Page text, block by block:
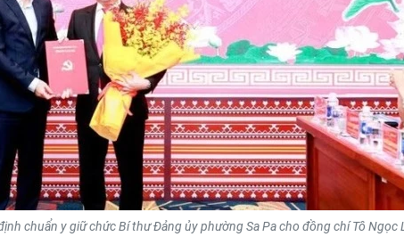
chuẩn y giữ chức Bí thư Đảng ủy phường Sa Pa cho đồng chí Tô Ngọc